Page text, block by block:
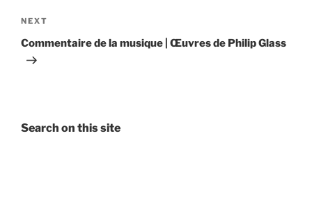
Next
Post
NEXT
Commentaire de la musique | Œuvres de Philip Glass
Search on this site